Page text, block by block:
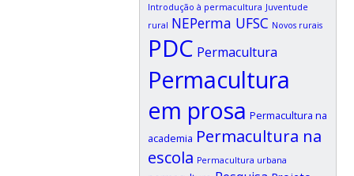
Introdução à permacultura Juventude
rural NEPerma UFSC Novos rurais
PDC Permacultura
Permacultura
em prosa Permacultura na
academia Permacultura na
escola Permacultura urbana